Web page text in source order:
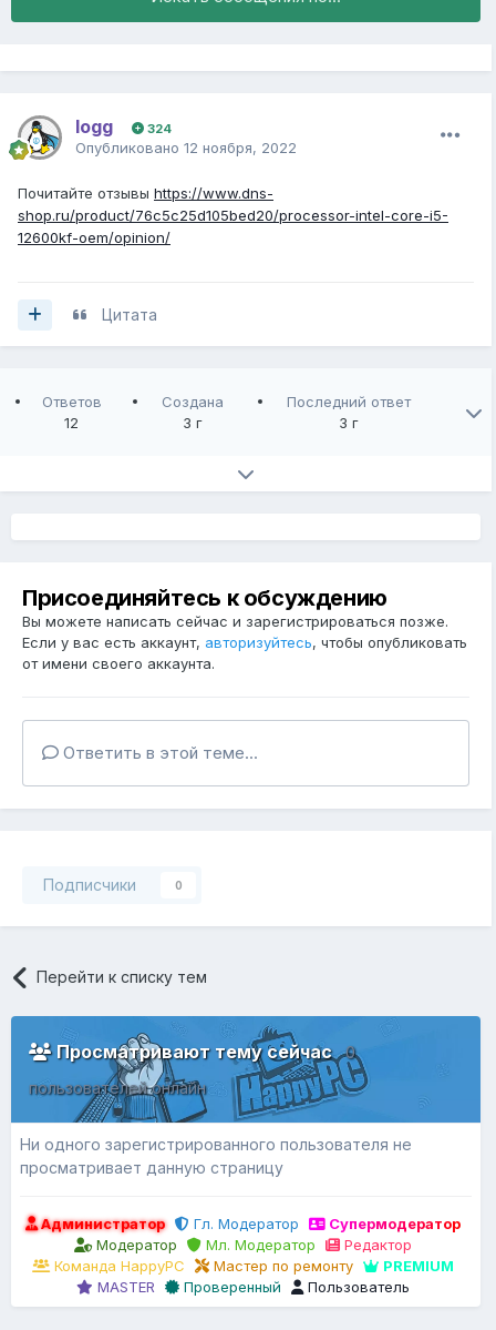
logg 324
Опубликовано 12 ноября, 2022
Почитайте отзывы https://www.dns-
shop.ru/product/76c5c25d105bed20/processor-intel-core-i5-
12600kf-oem/opinion/
Цитата
Ответов
12
Создана
3 г
Последний ответ
3 г
Присоединяйтесь к обсуждению
Вы можете написать сейчас и зарегистрироваться позже.
Если у вас есть аккаунт, авторизуйтесь, чтобы опубликовать
от имени своего аккаунта.
Ответить в этой теме...
Подписчики 0
Перейти к списку тем
Просматривают тему сейчас0
пользователей онлайн
Ни одного зарегистрированного пользователя не
просматривает данную страницу
Администратор Гл. Модератор
Супермодератор
Модератор
Мл. Модератор
Редактор
Команда HappyPC
Мастер по ремонту
PREMIUM
MASTER
Проверенный Пользователь